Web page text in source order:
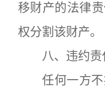
移财产的法律
权分割该财产。
八、违约责
任何一方不